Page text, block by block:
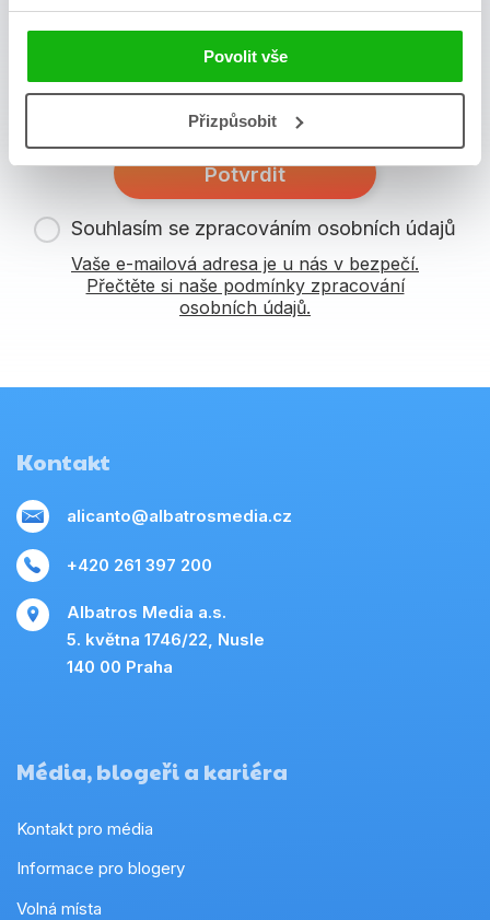
Povolit vše
Přizpůsobit
mailových novineksouhlasíte se zpracováním
osobních údajů
Vaše e-mailová adresa
Potvrdit
Souhlasím se zpracováním osobních údajů
Vaše e-mailová adresa je u nás v bezpečí.
Přečtěte si naše podmínky zpracování
osobních údajů.
Kontakt
alicanto@albatrosmedia.cz
+420 261 397 200
Albatros Media a.s.
5. května 1746/22, Nusle
140 00 Praha
Média, blogeři a kariéra
Kontakt pro média
Informace pro blogery
Volná místa